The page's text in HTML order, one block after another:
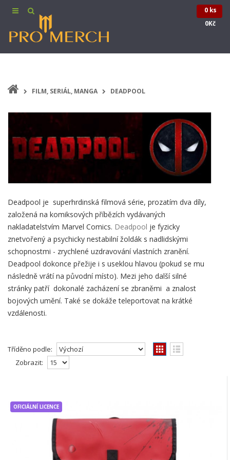
0 ks
0Kč
FILM, SERIÁL, MANGA DEADPOOL
Deadpool je superhrdinská filmová série, prozatím dva díly,
založená na komiksových příbězích vydávaných
nakladatelstvím Marvel Comics. Deadpool je fyzicky
znetvořený a psychicky nestabilní žoldák s nadlidskými
schopnostmi - zrychlené uzdravování vlastních zranění.
Deadpool dokonce přežije i s useklou hlavou (pokud se mu
následně vrátí na původní místo). Mezi jeho další silné
stránky patří dokonalé zacházení se zbraněmi a znalost
bojových umění. Také se dokáže teleportovat na krátké
vzdálenosti.
Tříděno podle:
Zobrazit:
licenceJednokomorový školní batoh Deadpool
se symbo..
1 289,00Kč
OFICIÁLNÍ LICENCE